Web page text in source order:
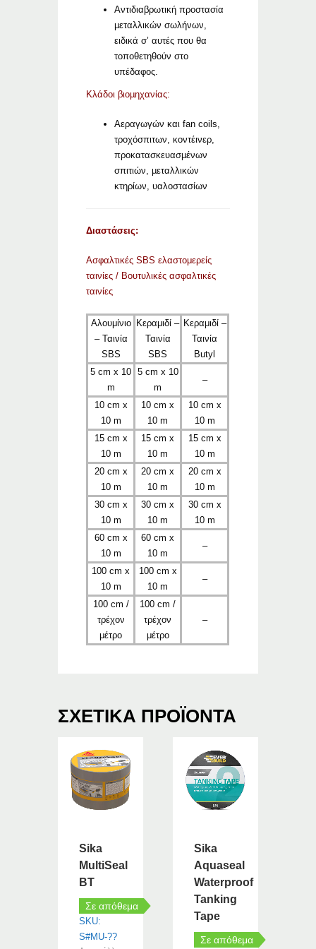
Αντιδιαβρωτική προστασία
µεταλλικών σωλήνων,
ειδικά σ’ αυτές που θα
τοποθετηθούν στο
υπέδαφος.
Κλάδοι βιοµηχανίας:
Αεραγωγών και fan coils,
τροχόσπιτων, κοντέινερ,
προκατασκευασµένων
σπιτιών, µεταλλικών
κτηρίων, υαλοστασίων
Διαστάσεις:
Ασφαλτικές SBS ελαστομερείς
ταινίες / Βουτυλικές ασφαλτικές
ταινίες
Αλουμίνιο
– Ταινία
SBS
Κεραμιδί –
Ταινία
SBS
Κεραμιδί –
Ταινία
Butyl
5 cm x 10
m
5 cm x 10
m
–
10 cm x
10 m
10 cm x
10 m
10 cm x
10 m
15 cm x
10 m
15 cm x
10 m
15 cm x
10 m
20 cm x
10 m
20 cm x
10 m
20 cm x
10 m
30 cm x
10 m
30 cm x
10 m
30 cm x
10 m
60 cm x
10 m
60 cm x
10 m
–
100 cm x
10 m
100 cm x
10 m
–
100 cm /
τρέχον
μέτρο
100 cm /
τρέχον
μέτρο
–
ΣΧΕΤΙΚΆ ΠΡΟΪΌΝΤΑ
Sika
MultiSeal
BT
Σε απόθεμα
SKU:
S#MU-??
Sika
Aquaseal
Waterproof
Tanking
Tape
Σε απόθεμα